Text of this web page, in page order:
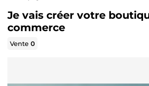
Je vais créer votre
commerce
Vente0